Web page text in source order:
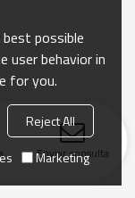
Enviar consulta
possible
user behavior in
for you.
Reject All
Marketing